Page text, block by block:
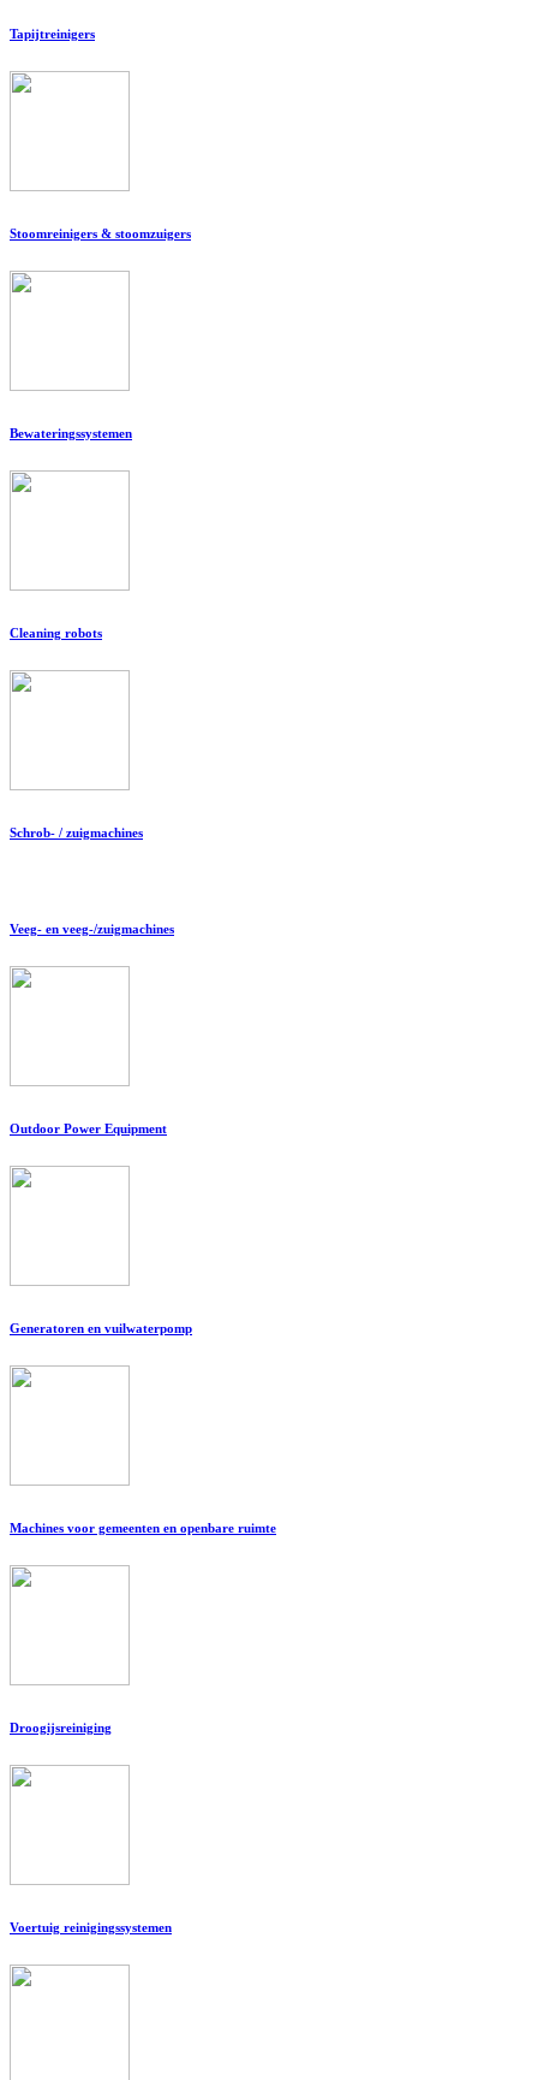
Tapijtreinigers
Stoomreinigers & stoomzuigers
Bewateringssystemen
Cleaning robots
Schrob- / zuigmachines
Veeg- en veeg-/zuigmachines
Outdoor Power Equipment
Generatoren en vuilwaterpomp
Machines voor gemeenten en openbare ruimte
Droogijsreiniging
Voertuig reinigingssystemen